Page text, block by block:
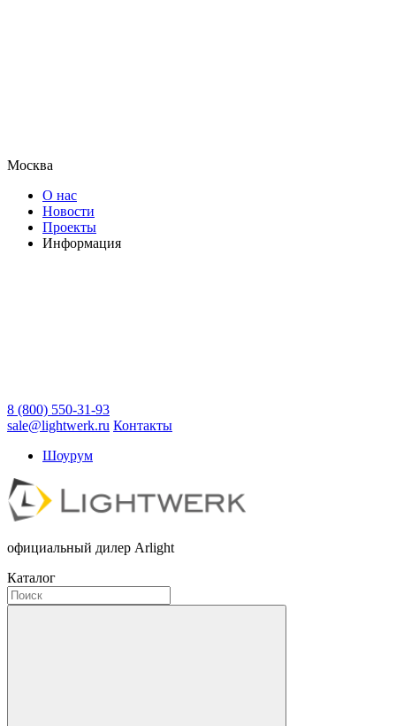
Москва
О нас
Новости
Проекты
Информация
8 (800) 550-31-93
sale@lightwerk.ru Контакты
Шоурум
официальный дилер Arlight
Каталог